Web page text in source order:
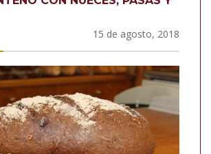
15 de agosto, 2018